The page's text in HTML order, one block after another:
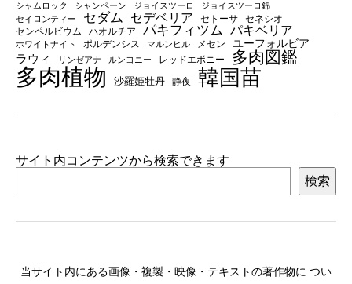
シャムロック シャンペーン ジョイスツーロ
ジョイスツーロ錦
セイロンティー
セダム セデベリア セトーサ
セネシオ
センペルビウム
ハオルチア パキフィツム パキベリア
ホワイトナイト ポルデンシス マルンヒル メセン
ユーフォルビア
ラウィ
リンゼアナ ルンヨニー レッドエボニー 多肉図鑑
多肉植物 沙羅姫牡丹 静夜 韓国苗
サイト内コンテンツから検索できます
検索
当サイト内にある画像・複製・映像・テキストの著作物に つい